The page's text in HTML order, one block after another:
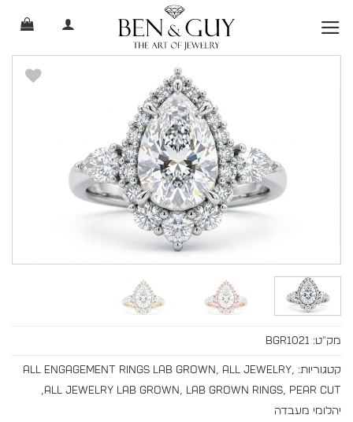
content
מק"ט: BGR1021
קטגוריות: All Engagement Rings Lab Grown , All Jewelry,
All Jewelry Lab Grown , Lab Grown Rings, Pear Cut
,
יהלומי מעבדה